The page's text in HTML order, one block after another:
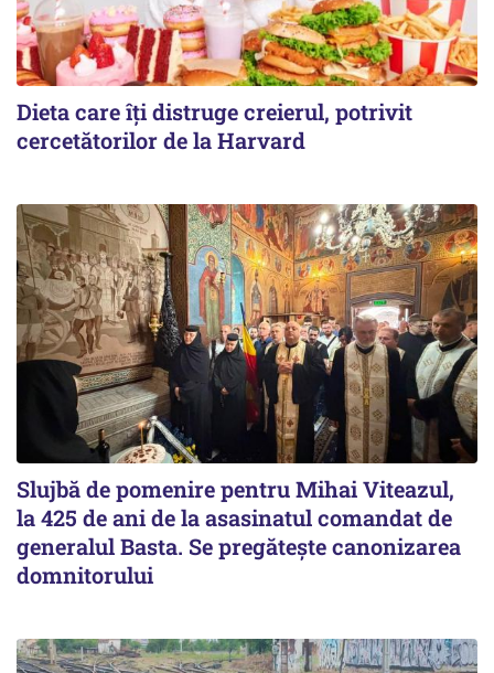
Dieta care îți distruge creierul, potrivit
cercetătorilor de la Harvard
Slujbă de pomenire pentru Mihai Viteazul,
la 425 de ani de la asasinatul comandat de
generalul Basta. Se pregătește canonizarea
domnitorului